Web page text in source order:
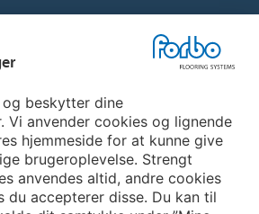
beskytter dine
Vi anvender cookies og lignende
hjemmeside for at kunne give
brugeroplevelse. Strengt
anvendes altid, andre cookies
du accepterer disse. Du kan til